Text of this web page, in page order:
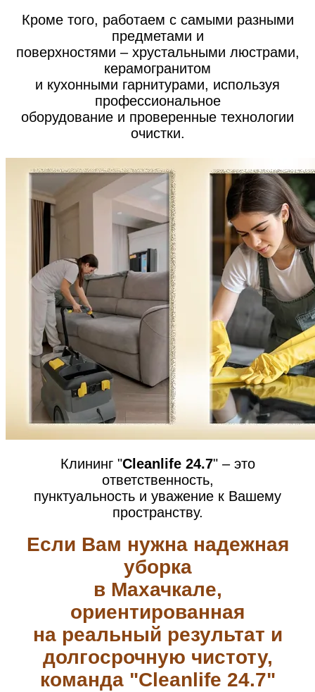
Кроме того, работаем с самыми разными
предметами и
поверхностями – хрустальными люстрами,
керамогранитом
и кухонными гарнитурами, используя
профессиональное
оборудование и проверенные технологии
очистки.
Клининг "Cleanlife 24.7" – это
ответственность,
пунктуальность и уважение к Вашему
пространству.
Если Вам нужна надежная
уборка
в Махачкале,
ориентированная
на реальный результат и
долгосрочную чистоту,
команда "Cleanlife 24.7"